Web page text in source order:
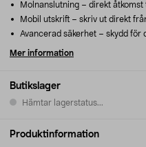
Butikslager
Hämtar lagerstatus...
Molnanslutning – direkt
Mobil utskrift – skriv ut direkt
Avancerad säkerhet – skydd för
Mer information
Produktinformation